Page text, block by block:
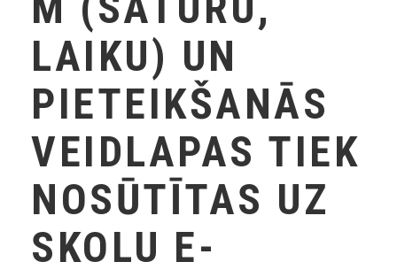
LAIKU) UN
PIETEIKŠANĀS
VEIDLAPAS TIEK
NOSŪTĪTAS UZ
SKOLU E-